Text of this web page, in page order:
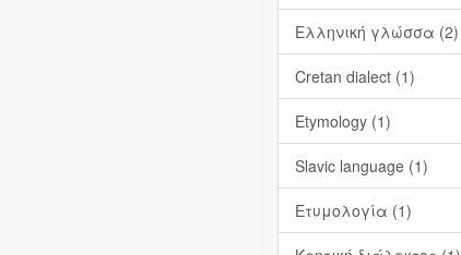
Ελληνική γλώσσα (2)
Cretan dialect (1)
Etymology (1)
Slavic language (1)
Ετυμολογία (1)